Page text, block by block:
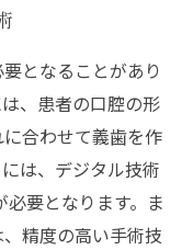
となることがあり
、患者の口腔の形
合わせて義歯を作
は、デジタル技術
必要となります。ま
精度の高い手術技